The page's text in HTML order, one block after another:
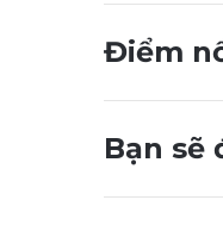
Điểm
Bạn sẽ